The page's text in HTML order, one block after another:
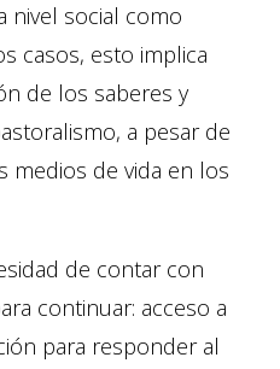
nivel social como
casos, esto implica
de los saberes y
a pesar de
medios de vida en los
de contar con
continuar: acceso a
para responder al